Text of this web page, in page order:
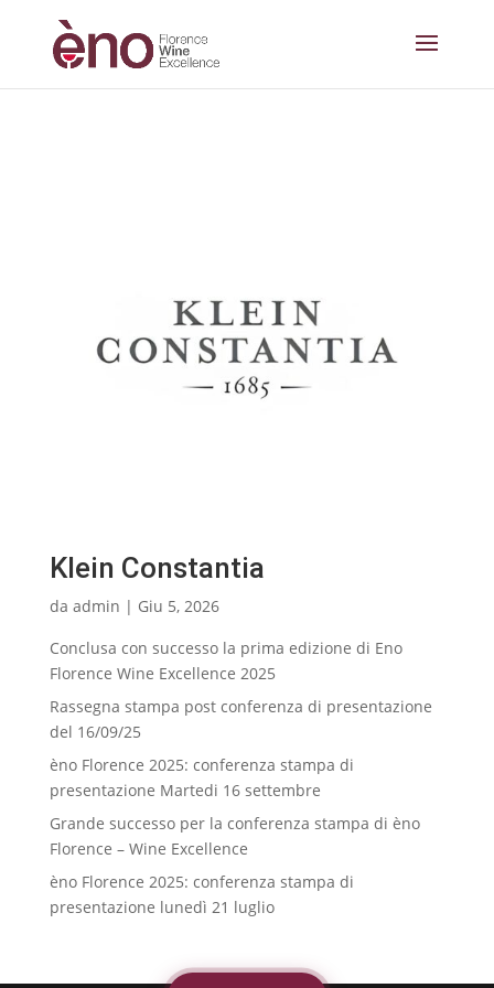
Klein Constantia
da admin | Giu 5, 2026
Conclusa con successo la prima edizione di Eno
Florence Wine Excellence 2025
Rassegna stampa post conferenza di presentazione
del 16/09/25
èno Florence 2025: conferenza stampa di
presentazione Martedi 16 settembre
Grande successo per la conferenza stampa di èno
Florence – Wine Excellence
èno Florence 2025: conferenza stampa di
presentazione lunedì 21 luglio